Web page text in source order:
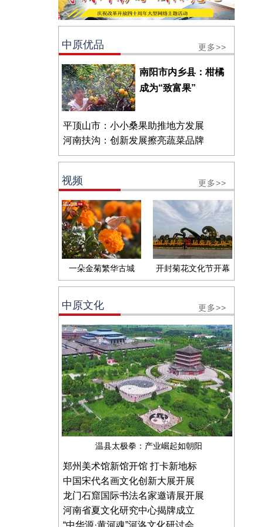
中原优品 更多>>
南阳市内乡县：柑橘
成为“致富果”
平顶山市：小小桑果助推地方发展
河南扶沟：创新发展擦亮蔬菜品牌
视频 更多>>
一朵金菊繁华古城 开封菊花文化节开幕
中原文化 更多>>
温县太极拳：产业崛起如朝阳
郑州美术馆新馆开馆 打卡新地标
中国宋代名画文化创新大展开展
龙门石窟国际书法名家邀请展开展
河南省夏文化研究中心揭牌成立
“中华源·黄河魂”河洛文化研讨会